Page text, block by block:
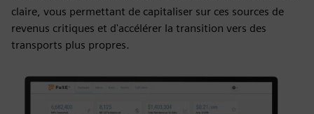
claire, vous permettant de capitaliser sur ces sources de
revenus critiques et d'accélérer la transition vers des
transports plus propres.